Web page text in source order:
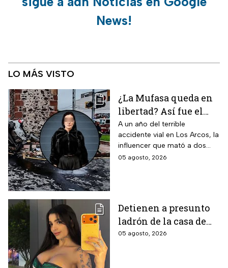
News!
LO MÁS VISTO
¿La Mufasa queda en
libertad? Así fue el
aparatoso accidente
en Los Arcos de
Querétaro en el que
murieron 2 personas
A un año del terrible
accidente vial en Los Arcos, la
influencer que mató a dos
personas podría ser liberada
05 agosto, 2026
Detienen a presunto
ladrón de la casa de
Karely Ruiz: la huella
05 agosto, 2026